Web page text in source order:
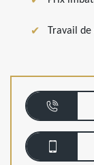
Travail